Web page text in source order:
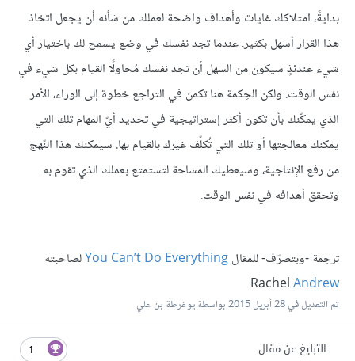
بدايةً، امتلاكك غايات وأهداف واضحة لعملك من شأنه أن يجعل اتخاذ
هذا القرار أسهل بكثير. عندما تجد نفسك في وضع يسمح لك باختيار أي
شيء عندئذٍ سيكون من السهل أن تجد نفسك مُحاولًا القيام بكل شيء في
نفس الوقت. ولكن الحِكمة هنا تكمن في التراجع خطوة إلى الوراء، الأمر
الذي يمكّنك بأن تكون أكثر إستراتيجية في تحديد أيّ المهام تلك التي
يمكنك معالجتها أو تلك التي تُكلّف غيرك بالقيام بها. سيمكنك هذا النّهج
من رفع الإنتاجية، وسيعطيك المساحة لتستمتع بعملك الذي تقوم به
وتحقق أهدافه في نفس الوقت.
ترجمة -وبتصرّف- للمقالYou Can’t Do Everythingلصاحبته
RachelAndrew
تم التعديل في28 أبريل 2015 بواسطة يوغرطة بن علي
1 التبليغ عن مقال